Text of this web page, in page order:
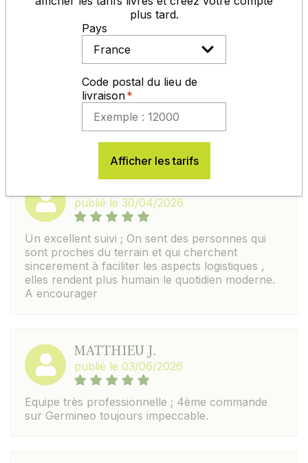
AVIS
EXCELLENT : 4,7/5
SUR LA BASE DE292 AVIS
publié le 30/04/2026
Un excellent suivi ; On sent des personnes qui
sont proches du terrain et qui cherchent
sincerement à faciliter les aspects logistiques ,
elles rendent plus humain le quotidien moderne.
A encourager
MATTHIEU J.
publié le 03/06/2026
Equipe très professionnelle ; 4ème commande
sur Germineo toujours impeccable.
plus tard.
Pays
Code postal du lieu de
livraison
Afficher les tarifs